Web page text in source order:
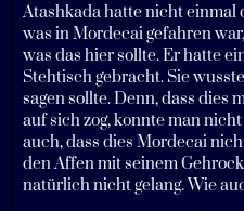
Atashkada hatte nicht einmal
was in Mordecai gefahren
was das hier sollte. Er hatte
Stehtisch gebracht. Sie
sagen sollte. Denn, dass dies
auf sich zog, konnte man
auch, dass dies Mordecai
den Affen mit seinem
natürlich nicht gelang. Wie